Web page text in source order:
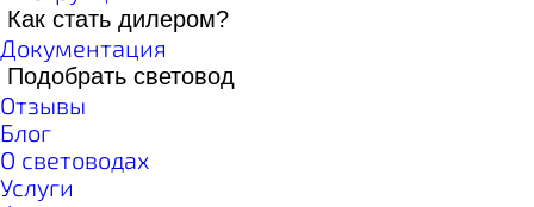
Как стать дилером?
Документация
Подобрать световод
Отзывы
Блог
О световодах
Услуги